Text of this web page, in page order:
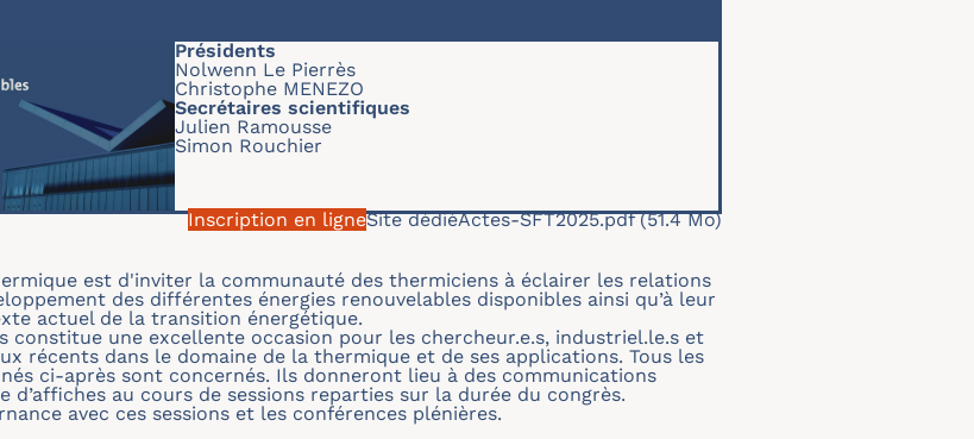
Présidents
Nolwenn Le Pierrès
Christophe MENEZO
Secrétaires scientifiques
Julien Ramousse
Simon Rouchier
Inscription en ligneSite dédiéActes-SFT2025.pdf (51.4 Mo)
est d'inviter la communauté des thermiciens à éclairer les relations
des différentes énergies renouvelables disponibles ainsi qu’à leur
actuel de la transition énergétique.
constitue une excellente occasion pour les chercheur.e.s, industriel.le.s et
récents dans le domaine de la thermique et de ses applications. Tous les
ci-après sont concernés. Ils donneront lieu à des communications
au cours de sessions reparties sur la durée du congrès.
avec ces sessions et les conférences plénières.